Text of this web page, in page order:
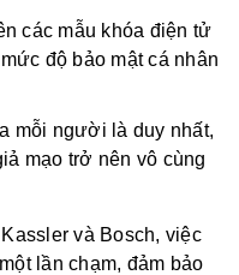
các mẫu khóa điện tử
độ bảo mật cá nhân
mỗi người là duy nhất,
mạo trở nên vô cùng
và Bosch, việc
lần chạm, đảm bảo